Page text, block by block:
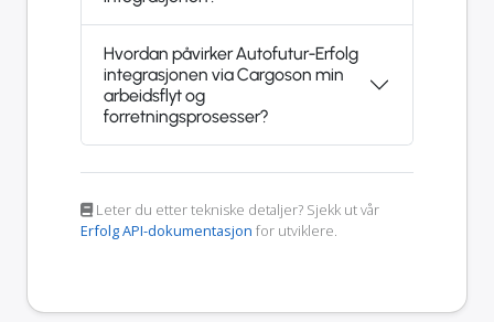
Hvordan påvirker Autofutur-Erfolg
integrasjonen via Cargoson min
arbeidsflyt og
forretningsprosesser?
Leter du etter tekniske detaljer? Sjekk ut vår
Erfolg API-dokumentasjon for utviklere.